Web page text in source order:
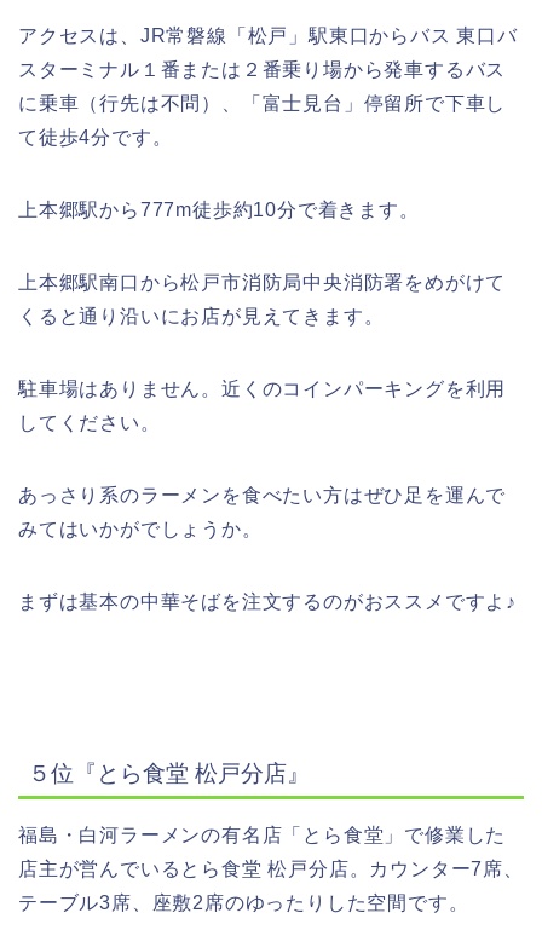
アクセスは、 JR常磐線「松戸」駅東口からバス 東口バ
スターミナル１番または２番乗り場から発車するバス
に乗車（行先は不問）、「富士見台」停留所で下車し
て徒歩4分です。
上本郷駅から777m徒歩約10分で着きます。
上本郷駅南口から松戸市消防局中央消防署をめがけて
くると通り沿いにお店が見えてきます。
駐車場はありません。近くのコインパーキングを利用
してください。
あっさり系のラーメンを食べたい方はぜひ足を運んで
みてはいかがでしょうか。
まずは基本の中華そばを注文するのがおススメですよ ♪
５位『とら食堂 松戸分店』
福島・白河ラーメンの有名店「とら食堂」で修業した
店主が営んでいるとら食堂 松戸分店。カウンター7 席、
テーブル3席、座敷2 席のゆったりした空間です。